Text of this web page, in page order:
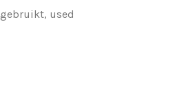
gebruikt, used